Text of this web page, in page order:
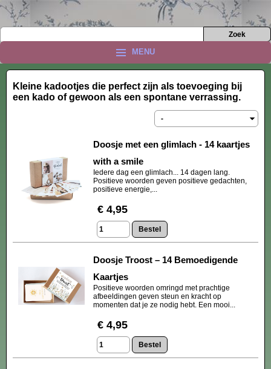
MENU
Kleine kadootjes die perfect zijn als toevoeging bij
een kado of gewoon als een spontane verrassing.
Doosje met een glimlach - 14 kaartjes
with a smile
Iedere dag een glimlach... 14 dagen lang.
Positieve woorden geven positieve gedachten,
positieve energie,...
€ 4,95
Doosje Troost – 14 Bemoedigende
Kaartjes
Positieve woorden omringd met prachtige
afbeeldingen geven steun en kracht op
momenten dat je ze nodig hebt. Een mooi...
€ 4,95